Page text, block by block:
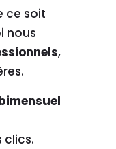
ce soit
nous
,
clics.